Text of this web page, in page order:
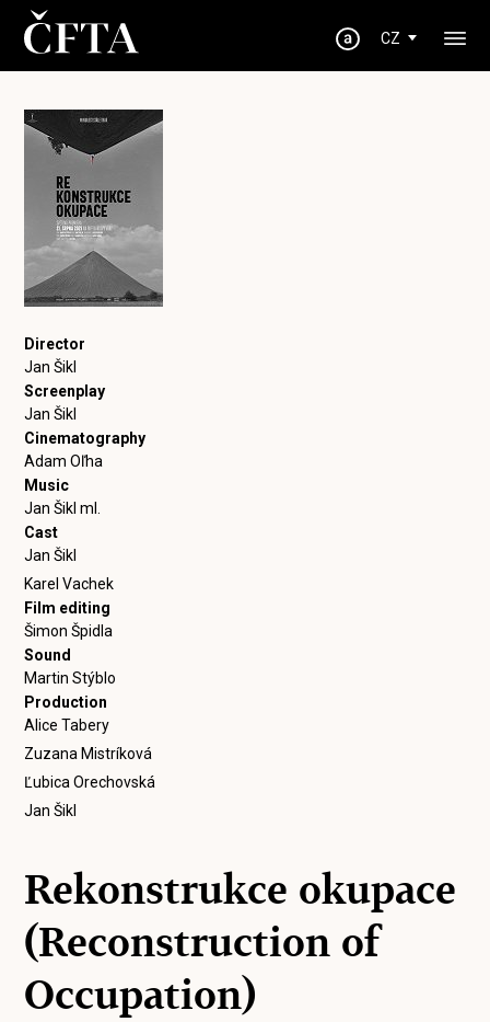
CZ
Director
Jan Šikl
Screenplay
Jan Šikl
Cinematography
Adam Oľha
Music
Jan Šikl ml.
Cast
Jan Šikl
Karel Vachek
Film editing
Šimon Špidla
Sound
Martin Stýblo
Production
Alice Tabery
Zuzana Mistríková
Ľubica Orechovská
Jan Šikl
Rekonstrukce okupace
(Reconstruction of
Occupation)